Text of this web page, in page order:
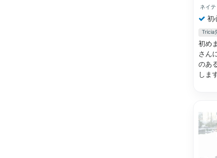
ネイ
初
Tricia
初め
さん
のあ
しま